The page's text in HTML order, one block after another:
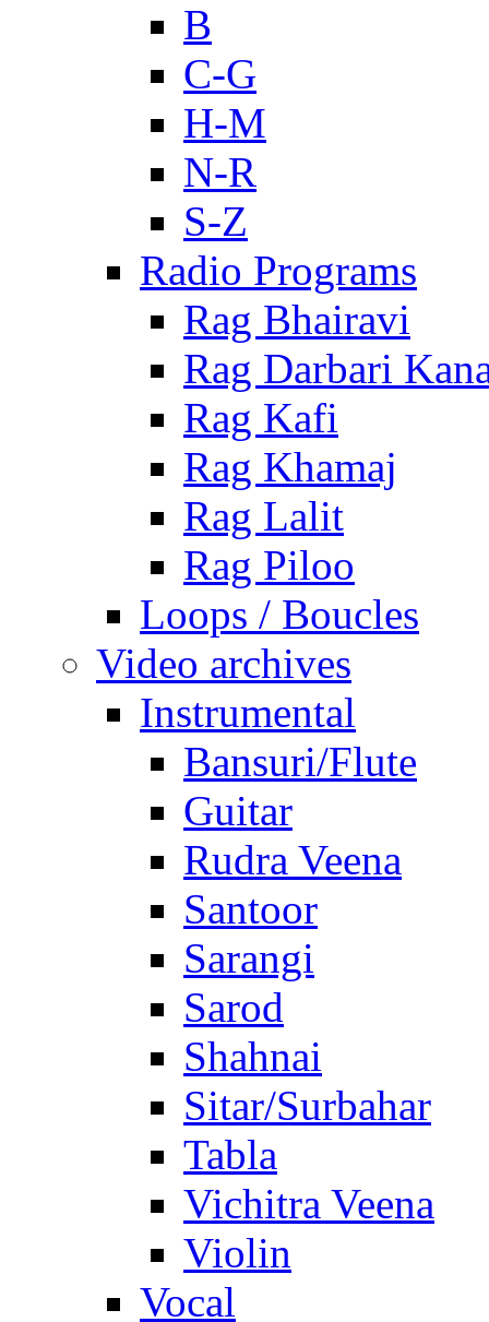
B
C-G
H-M
N-R
S-Z
Radio Programs
Rag Bhairavi
Rag Darbari
Rag Kafi
Rag Khamaj
Rag Lalit
Rag Piloo
Loops / Boucles
Video archives
Instrumental
Bansuri/Flute
Guitar
Rudra Veena
Santoor
Sarangi
Sarod
Shahnai
Sitar/Surbahar
Tabla
Vichitra Veena
Violin
Vocal